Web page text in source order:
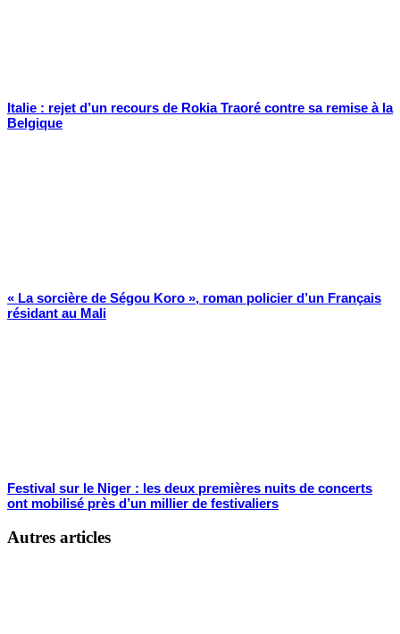
Italie : rejet d’un recours de Rokia Traoré contre sa remise à la
Belgique
« La sorcière de Ségou Koro », roman policier d’un Français
résidant au Mali
Festival sur le Niger : les deux premières nuits de concerts
ont mobilisé près d’un millier de festivaliers
Autres articles